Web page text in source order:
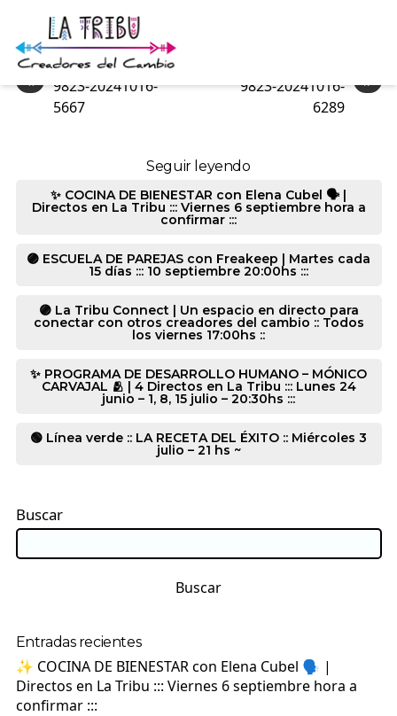
9823-20241016-6157
«
9823-20241016-
5667
»
9823-20241016-
6289
Seguir leyendo
✨ COCINA DE BIENESTAR con Elena Cubel 🗣️ |
Directos en La Tribu ::: Viernes 6 septiembre hora a
confirmar :::
🟣 ESCUELA DE PAREJAS con Freakeep | Martes cada
15 días ::: 10 septiembre 20:00hs :::
🟣 La Tribu Connect | Un espacio en directo para
conectar con otros creadores del cambio :: Todos
los viernes 17:00hs ::
✨ PROGRAMA DE DESARROLLO HUMANO – MÓNICO
CARVAJAL 🫂 | 4 Directos en La Tribu ::: Lunes 24
junio – 1, 8, 15 julio – 20:30hs :::
🟢 Línea verde :: LA RECETA DEL ÉXITO :: Miércoles 3
julio – 21 hs ~
Buscar
Buscar
Entradas recientes
✨ COCINA DE BIENESTAR con Elena Cubel 🗣️ |
Directos en La Tribu ::: Viernes 6 septiembre hora a
confirmar :::